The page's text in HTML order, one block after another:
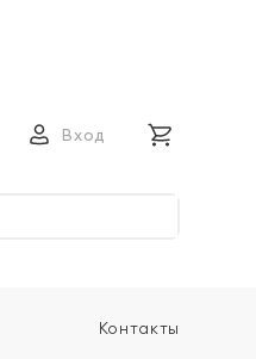
Вход
Контакты